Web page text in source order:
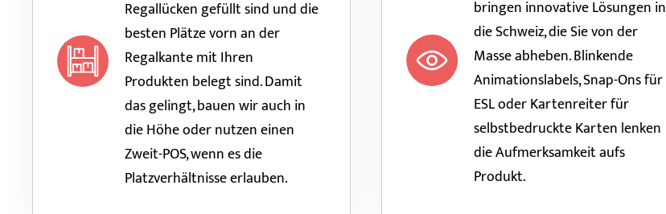
Regallücken gefüllt sind und die
besten Plätze vorn an der
Regalkante mit Ihren
Produkten belegt sind. Damit
das gelingt, bauen wir auch in
die Höhe oder nutzen einen
Zweit-POS, wenn es die
Platzverhältnisse erlauben.
bringen innovative Lösungen in
die Schweiz, die Sie von der
Masse abheben. Blinkende
Animationslabels, Snap-Ons für
ESL oder Kartenreiter für
selbstbedruckte Karten lenken
die Aufmerksamkeit aufs
Produkt.